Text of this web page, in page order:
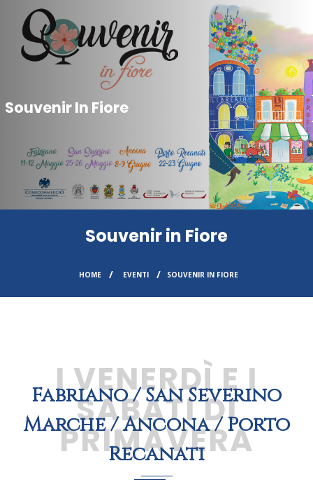
Souvenir In Fiore
Souvenir in Fiore
HOME EVENTI SOUVENIR IN FIORE
Fabriano / San Severino
Marche / Ancona / Porto
Recanati
I VENERDÌ E I
SABATI DI
PRIMAVERA